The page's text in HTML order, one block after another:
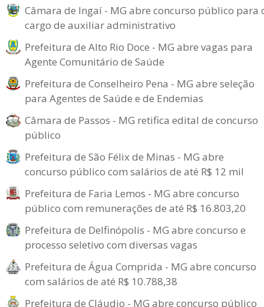
Câmara de Ingaí - MG abre concurso público para
cargo de auxiliar administrativo
Prefeitura de Alto Rio Doce - MG abre vagas para
Agente Comunitário de Saúde
Prefeitura de Conselheiro Pena - MG abre seleção
para Agentes de Saúde e de Endemias
Câmara de Passos - MG retifica edital de concurso
público
Prefeitura de São Félix de Minas - MG abre
concurso público com salários de até R$ 12 mil
Prefeitura de Faria Lemos - MG abre concurso
público com remunerações de até R$ 16.803,20
Prefeitura de Delfinópolis - MG abre concurso e
processo seletivo com diversas vagas
Prefeitura de Água Comprida - MG abre concurso
com salários de até R$ 10.788,38
Prefeitura de Cláudio - MG abre concurso público